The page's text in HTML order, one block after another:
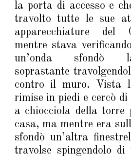
la porta di accesso e
travolto tutte le sue
apparecchiature del
mentre stava
un’onda sfondò
soprastante
contro il muro. Vista
rimise in piedi e cercò
a chiocciola della torre
casa, ma mentre era
sfondò un’altra
travolse spingendolo